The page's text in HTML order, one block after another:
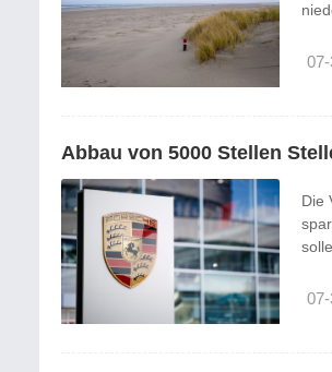
07-
Abbau von 5000 Stellen
Die